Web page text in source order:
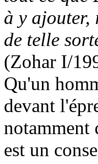
à y ajouter,
de telle
(Zohar I/
Qu'un
devant
notamment
est un